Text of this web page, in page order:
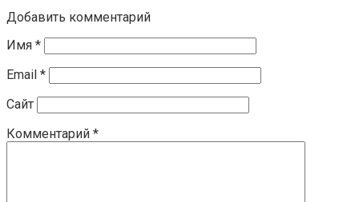
Добавить комментарий
Имя *
Email *
Сайт
Комментарий *